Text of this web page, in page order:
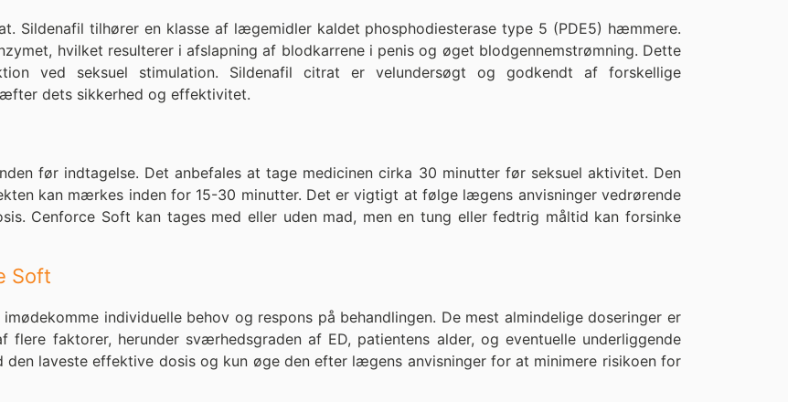
Sildenafil tilhører en klasse af lægemidler kaldet phosphodiesterase type 5 (PDE5) hæmmere.
hvilket resulterer i afslapning af blodkarrene i penis og øget blodgennemstrømning. Dette
ved seksuel stimulation. Sildenafil citrat er velundersøgt og godkendt af forskellige
dets sikkerhed og effektivitet.
før indtagelse. Det anbefales at tage medicinen cirka 30 minutter før seksuel aktivitet. Den
kan mærkes inden for 15-30 minutter. Det er vigtigt at følge lægens anvisninger vedrørende
Cenforce Soft kan tages med eller uden mad, men en tung eller fedtrig måltid kan forsinke
Soft
individuelle behov og respons på behandlingen. De mest almindelige doseringer er
faktorer, herunder sværhedsgraden af ED, patientens alder, og eventuelle underliggende
laveste effektive dosis og kun øge den efter lægens anvisninger for at minimere risikoen for